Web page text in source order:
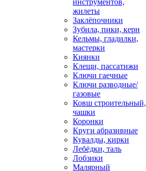
инструментов,
жилеты
Заклёпочники
Зубила, пики, керн
Кельмы, гладилки,
мастерки
Киянки
Клещи, пассатижи
Ключи гаечные
Ключи разводные/
газовые
Ковш строительный,
чашки
Коронки
Круги абразивные
Кувалды, кирки
Лебёдки, таль
Лобзики
Малярный